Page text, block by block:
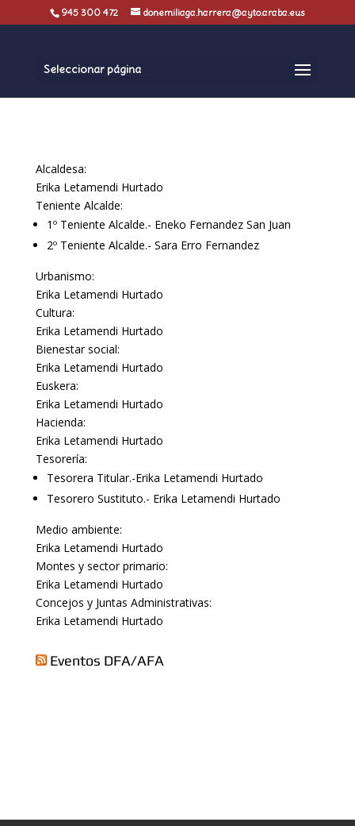
945 300 472 donemiliaga.harrera@ayto.araba.eus
Seleccionar página
Alcaldesa:
Erika Letamendi Hurtado
Teniente Alcalde:
1º Teniente Alcalde.- Eneko Fernandez San Juan
2º Teniente Alcalde.- Sara Erro Fernandez
Urbanismo:
Erika Letamendi Hurtado
Cultura:
Erika Letamendi Hurtado
Bienestar social:
Erika Letamendi Hurtado
Euskera:
Erika Letamendi Hurtado
Hacienda:
Erika Letamendi Hurtado
Tesorería:
Tesorera Titular.-Erika Letamendi Hurtado
Tesorero Sustituto.- Erika Letamendi Hurtado
Medio ambiente:
Erika Letamendi Hurtado
Montes y sector primario:
Erika Letamendi Hurtado
Concejos y Juntas Administrativas:
Erika Letamendi Hurtado
Eventos DFA/AFA